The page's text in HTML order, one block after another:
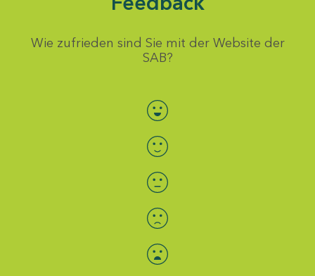
Wie zufrieden sind Sie mit der Website der
SAB?
Bewertung auswählen